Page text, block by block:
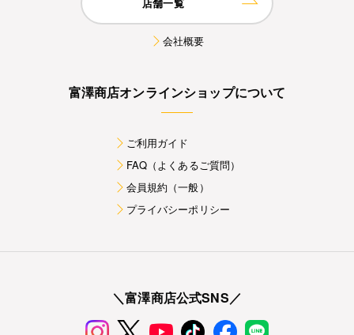
店舗一覧
会社概要
富澤商店オンラインショップについて
ご利用ガイド
FAQ（よくあるご質問）
会員規約（一般）
プライバシーポリシー
＼富澤商店公式SNS／